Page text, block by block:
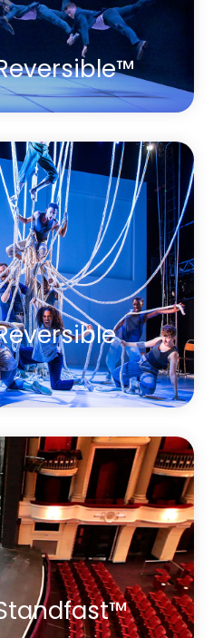
首款雙面乙烯基高性能地
輕巧耐用的壓延乙烯基地
能表面。
是一款雙面乙烯基高性能
層，使其尺寸穩定性好，是
一種輕盈耐磨的壓延乙烯基
性能。